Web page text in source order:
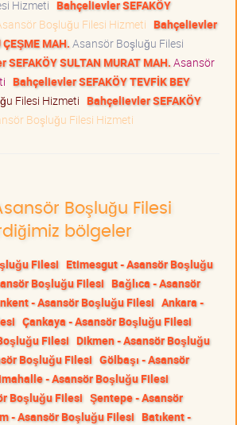
Hizmeti Bahçelievler SEFAKÖY
Boşluğu Filesi Hizmeti Bahçelievler
MAH. Asansör Boşluğu Filesi
SEFAKÖY SULTAN MURAT MAH. Asansör
Bahçelievler SEFAKÖY TEVFİK BEY
Filesi Hizmeti Bahçelievler SEFAKÖY
Boşluğu Filesi Hizmeti
Boşluğu Filesi
bölgeler
Filesi Etimesgut - Asansör Boşluğu
Boşluğu Filesi Bağlıca - Asansör
- Asansör Boşluğu Filesi Ankara -
Çankaya - Asansör Boşluğu Filesi
Filesi Dikmen - Asansör Boşluğu
Boşluğu Filesi Gölbaşı - Asansör
- Asansör Boşluğu Filesi
Boşluğu Filesi Şentepe - Asansör
- Asansör Boşluğu Filesi Batıkent -